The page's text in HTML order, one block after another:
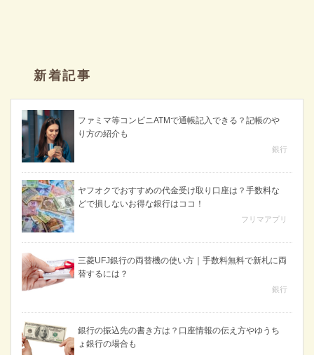
新着記事
ファミマ等コンビニATMで通帳記入できる？記帳のや
り方の紹介も
銀行
ヤフオクでおすすめの代金受け取り口座は？手数料な
どで損しないお得な銀行はココ！
フリマアプリ
三菱UFJ銀行の両替機の使い方｜手数料無料で新札に両
替するには？
銀行
銀行の振込先の書き方は？口座情報の伝え方やゆうち
ょ銀行の場合も